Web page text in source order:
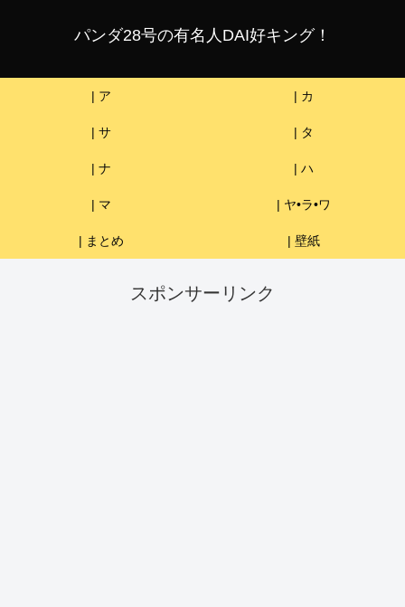
パンダ28号の有名人DAI好キング！
| ア | カ
| サ | タ
| ナ | ハ
| マ | ヤ•ラ•ワ
| まとめ | 壁紙
スポンサーリンク